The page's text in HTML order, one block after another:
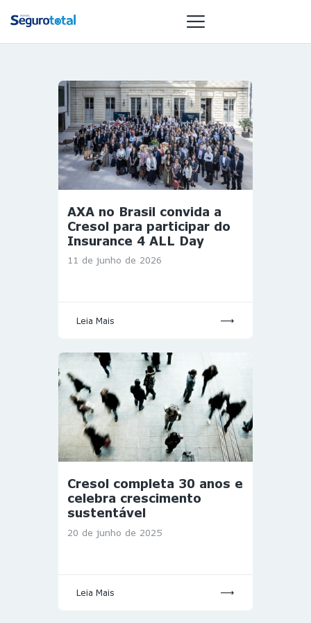
NOTÍCIAS
REVISTA
ESPECIAIS
GAIVOTA DE
OURO
MULHERES
GESTORAS
HOMEST
AXA no Brasil convida a
Cresol para participar do
Insurance 4 ALL Day
11 de junho de 2026
Leia Mais
Cresol completa 30 anos e
celebra crescimento
sustentável
20 de junho de 2025
Leia Mais